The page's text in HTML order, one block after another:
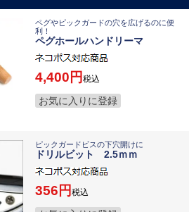
ペグやピックガードの穴を広げるのに便
利！
ペグホールハンドリーマ
4,400 税込
お気に入りに登録
ピックガードビスの下穴開けに
ドリルビット 2.5ｍｍ
356 税込